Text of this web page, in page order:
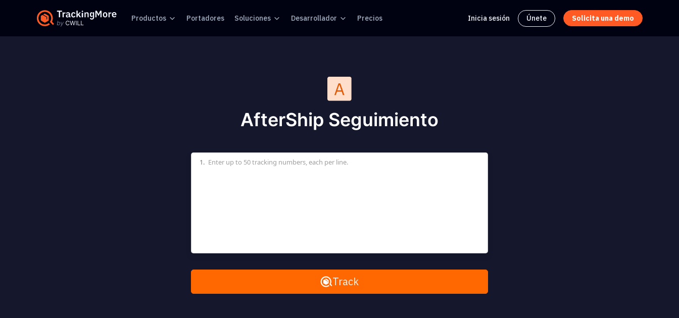
Productos Portadores Soluciones Desarrollador Precios Inicia sesión Únete Solicita una demo
AfterShip Seguimiento
Enter up to 50 tracking numbers, each per line.
1.
Remove AllTrack